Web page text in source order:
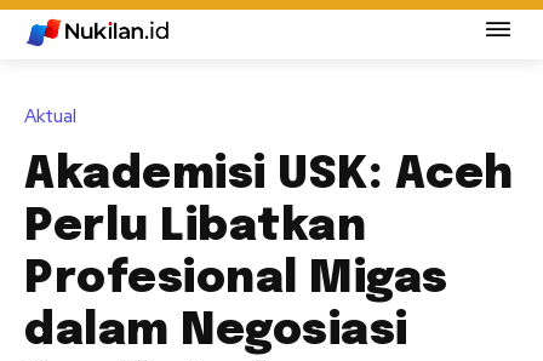
Aktual
Akademisi USK: Aceh
Perlu Libatkan
Profesional Migas
dalam Negosiasi